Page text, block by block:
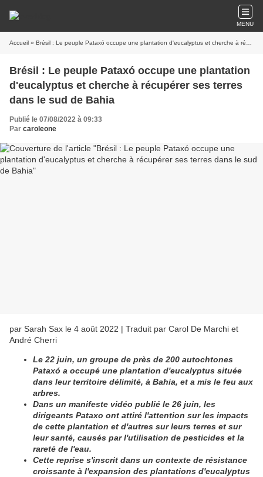
MENU
Accueil » Brésil : Le peuple Pataxó occupe une plantation d'eucalyptus et cherche à récupérer ses terres dans le sud de Bahia
Brésil : Le peuple Pataxó occupe une plantation
d'eucalyptus et cherche à récupérer ses terres
dans le sud de Bahia
Publié le 07/08/2022 à 09:33
Par caroleone
par Sarah Sax le 4 août 2022 | Traduit par Carol De Marchi et
André Cherri
Le 22 juin, un groupe de près de 200 autochtones
Pataxó a occupé une plantation d'eucalyptus située
dans leur territoire délimité, à Bahia, et a mis le feu aux
arbres.
Dans un manifeste vidéo publié le 26 juin, les
dirigeants Pataxo ont attiré l'attention sur les impacts
de cette plantation et d'autres sur leurs terres et sur
leur santé, causés par l'utilisation de pesticides et la
rareté de l'eau.
Cette reprise s'inscrit dans un contexte de résistance
croissante à l'expansion des plantations d'eucalyptus